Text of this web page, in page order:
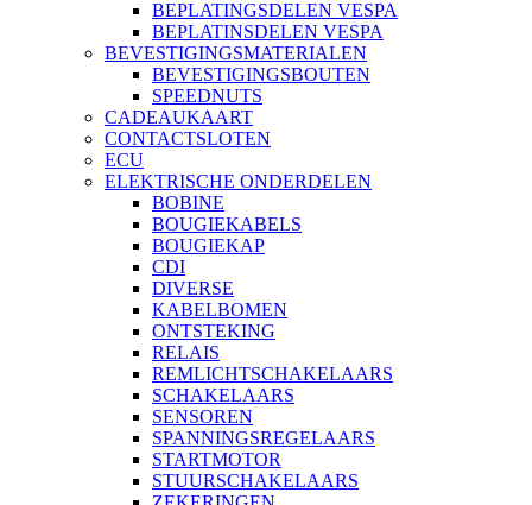
BEPLATINGSDELEN VESPA
BEPLATINSDELEN VESPA
BEVESTIGINGSMATERIALEN
BEVESTIGINGSBOUTEN
SPEEDNUTS
CADEAUKAART
CONTACTSLOTEN
ECU
ELEKTRISCHE ONDERDELEN
BOBINE
BOUGIEKABELS
BOUGIEKAP
CDI
DIVERSE
KABELBOMEN
ONTSTEKING
RELAIS
REMLICHTSCHAKELAARS
SCHAKELAARS
SENSOREN
SPANNINGSREGELAARS
STARTMOTOR
STUURSCHAKELAARS